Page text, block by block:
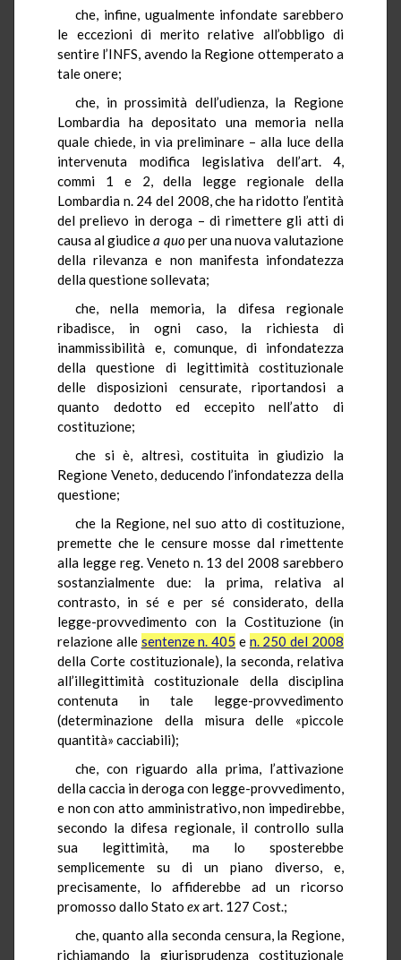
che, infine, ugualmente infondate sarebbero
le eccezioni di merito relative all’obbligo di
sentire l’INFS, avendo la Regione ottemperato a
tale onere;
che, in prossimità dell’udienza, la Regione
Lombardia ha depositato una memoria nella
quale chiede, in via preliminare – alla luce della
intervenuta modifica legislativa dell’art. 4,
commi 1 e 2, della legge regionale della
Lombardia n. 24 del 2008, che ha ridotto l’entità
del prelievo in deroga – di rimettere gli atti di
causa al giudicea quoper una nuova valutazione
della rilevanza e non manifesta infondatezza
della questione sollevata;
che, nella memoria, la difesa regionale
ribadisce, in ogni caso, la richiesta di
inammissibilità e, comunque, di infondatezza
della questione di legittimità costituzionale
delle disposizioni censurate, riportandosi a
quanto dedotto ed eccepito nell’atto di
costituzione;
che si è, altresì, costituita in giudizio la
Regione Veneto, deducendo l’infondatezza della
questione;
che la Regione, nel suo atto di costituzione,
premette che le censure mosse dal rimettente
alla legge reg. Veneto n. 13 del 2008 sarebbero
sostanzialmente due: la prima, relativa al
contrasto, in sé e per sé considerato, della
legge-provvedimento con la Costituzione (in
relazione alle sentenze n. 405 e n. 250 del 2008
della Corte costituzionale), la seconda, relativa
all’illegittimità costituzionale della disciplina
contenuta in tale legge-provvedimento
(determinazione della misura delle «piccole
quantità» cacciabili);
che, con riguardo alla prima, l’attivazione
della caccia in deroga con legge-provvedimento,
e non con atto amministrativo, non impedirebbe,
secondo la difesa regionale, il controllo sulla
sua legittimità, ma lo sposterebbe
semplicemente su di un piano diverso, e,
precisamente, lo affiderebbe ad un ricorso
promosso dallo Stato exart. 127 Cost.;
che, quanto alla seconda censura, la Regione,
richiamando la giurisprudenza costituzionale